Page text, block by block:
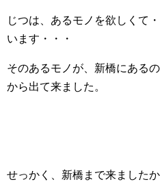
じつは、あるモノを欲しくて
います・・・
そのあるモノが、新橋にある
から出て来ました。
せっかく、新橋まで来ました